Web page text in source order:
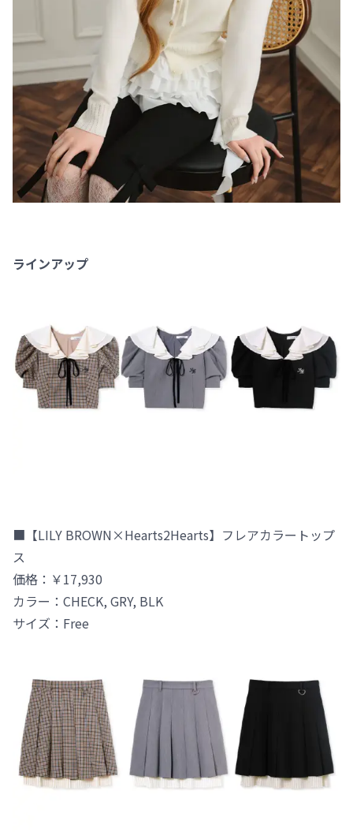
ラインアップ
■【LILY BROWN×Hearts2Hearts】フレアカラートップ
ス
価格：￥17,930
カラー：CHECK, GRY, BLK
サイズ：Free